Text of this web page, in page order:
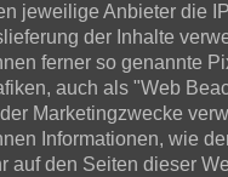
jeweilige Anbieter die
der Inhalte
ferner so genannte
auch als "Web
Marketingzwecke
Informationen, wie
auf den Seiten dieser